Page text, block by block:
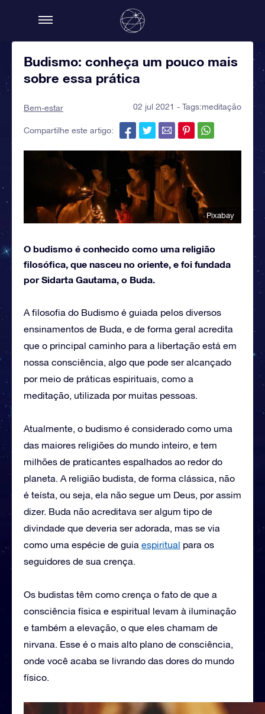
Budismo: conheça um pouco mais
sobre essa prática
Bem-estar 02 jul 2021 - Tags:meditação
Compartilhe este artigo:
Pixabay
O budismo é conhecido como uma religião
filosófica, que nasceu no oriente, e foi fundada
por Sidarta Gautama, o Buda.
A filosofia do Budismo é guiada pelos diversos
ensinamentos de Buda, e de forma geral acredita
que o principal caminho para a libertação está em
nossa consciência, algo que pode ser alcançado
por meio de práticas espirituais, como a
meditação, utilizada por muitas pessoas.
Atualmente, o budismo é considerado como uma
das maiores religiões do mundo inteiro, e tem
milhões de praticantes espalhados ao redor do
planeta. A religião budista, de forma clássica, não
é teísta, ou seja, ela não segue um Deus, por assim
dizer. Buda não acreditava ser algum tipo de
divindade que deveria ser adorada, mas se via
como uma espécie de guia espiritual para os
seguidores de sua crença.
Os budistas têm como crença o fato de que a
consciência física e espiritual levam à iluminação
e também a elevação, o que eles chamam de
nirvana. Esse é o mais alto plano de consciência,
onde você acaba se livrando das dores do mundo
físico.